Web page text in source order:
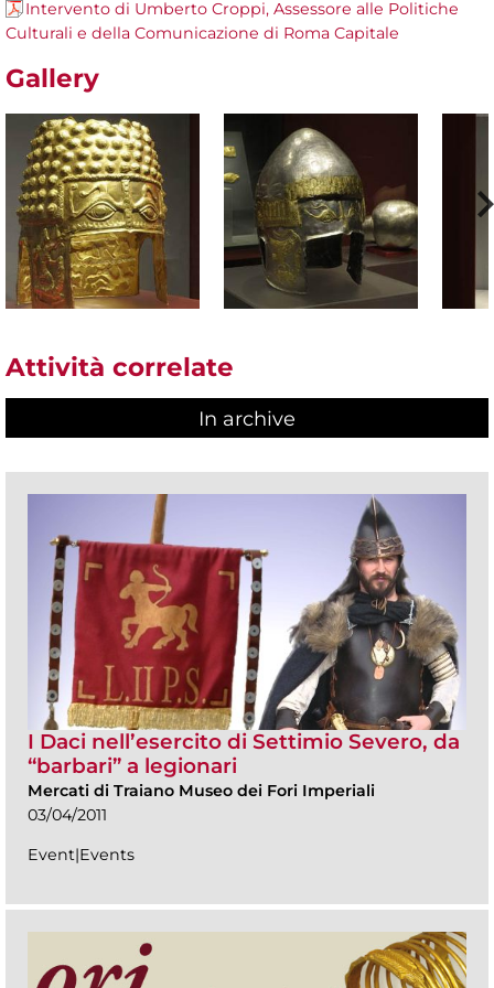
Intervento di Umberto Croppi, Assessore alle Politiche
Culturali e della Comunicazione di Roma Capitale
Gallery
Attività correlate
In archive
I Daci nell’esercito di Settimio Severo, da
“barbari” a legionari
Mercati di Traiano Museo dei Fori Imperiali
03/04/2011
Event|Events